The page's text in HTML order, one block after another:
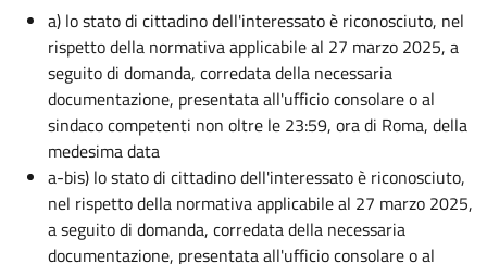
a) lo stato di cittadino dell'interessato è riconosciuto, nel
rispetto della normativa applicabile al 27 marzo 2025, a
seguito di domanda, corredata della necessaria
documentazione, presentata all'ufficio consolare o al
sindaco competenti non oltre le 23:59, ora di Roma, della
medesima data
a-bis) lo stato di cittadino dell'interessato è riconosciuto,
nel rispetto della normativa applicabile al 27 marzo 2025,
a seguito di domanda, corredata della necessaria
documentazione, presentata all'ufficio consolare o al